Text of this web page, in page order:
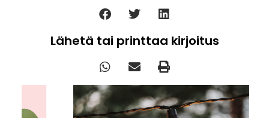
Lähetä tai printtaa kirjoitus